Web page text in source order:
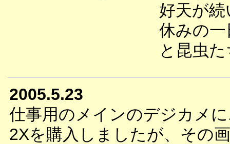
好天が
休みの
と昆虫
2005.5.23
仕事用のメインのデジカメ
2Xを購入しましたが、その